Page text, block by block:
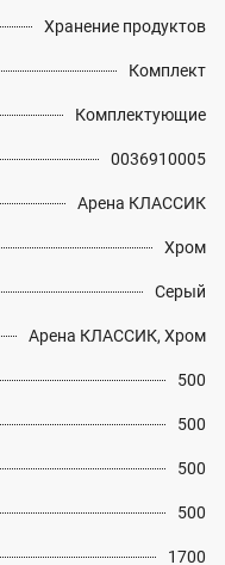
Хранение продуктов
Комплект
Комплектующие
0036910005
Арена КЛАССИК
Хром
Серый
Арена КЛАССИК, Хром
500
500
500
500
1700